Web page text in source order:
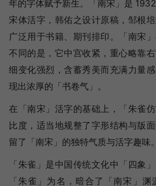
年的字体赋予新生。「南宋」是
宋体活字，韩佑之设计原稿，邹根
广泛用于书籍、期刊排印。「南宋
不同的是，它中宫收紧，重心略靠
细变化强烈，含蓄秀美而充满力量
现出浓厚的「书卷气」。
在「南宋」活字的基础上，「朱雀
比度，适当地规整了字形结构与版
留了「南宋」的独特气质与活字趣味。
「朱雀」是中国传统文化中「四象
「朱雀」为名，暗合了「南宋」